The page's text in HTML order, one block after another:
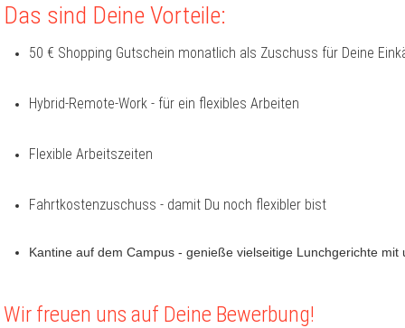
Das sind Deine Vorteile:
50 € Shopping Gutschein monatlich als Zuschuss für Deine
Hybrid-Remote-Work - für ein flexibles Arbeiten
Flexible Arbeitszeiten
Fahrtkostenzuschuss - damit Du noch flexibler bist
Kantine auf dem Campus - genieße vielseitige Lunchgerichte mit
Wir freuen uns auf Deine Bewerbung!